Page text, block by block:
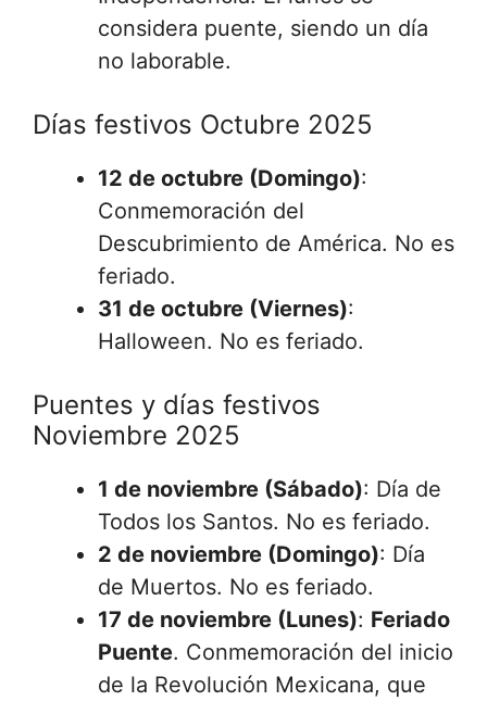
considera puente, siendo un día
no laborable.
Días festivos Octubre 2025
12 de octubre (Domingo):
Conmemoración del
Descubrimiento de América. No es
feriado.
31 de octubre (Viernes):
Halloween. No es feriado.
Puentes y días festivos
Noviembre 2025
1 de noviembre (Sábado): Día de
Todos los Santos. No es feriado.
2 de noviembre (Domingo): Día
de Muertos. No es feriado.
17 de noviembre (Lunes): Feriado
Puente. Conmemoración del inicio
de la Revolución Mexicana, que